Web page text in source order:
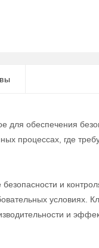
для обеспечения
процессах, где
и
условиях.
и